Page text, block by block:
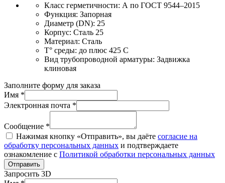
Класс герметичности: А по ГОСТ 9544–2015
Функция: Запорная
Диаметр (DN): 25
Корпус: Сталь 25
Материал: Сталь
T° среды: до плюс 425 С
Вид трубопроводной арматуры: Задвижка
клиновая
Заполните форму для заказа
Имя *
Электронная почта *
Сообщение *
Нажимая кнопку «Отправить», вы даёте согласие на
обработку персональных данных и подтверждаете
ознакомление с Политикой обработки персональных данных
Отправить
Запросить 3D